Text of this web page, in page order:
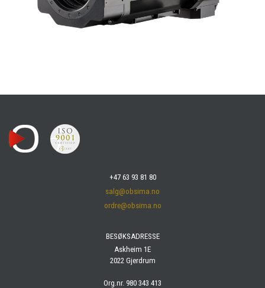
+47 63 93 81 80
salg@obsima.no
ordre@obsima.no
BESØKSADRESSE
Askheim 1E
2022 Gjerdrum
Org.nr. 980 343 413